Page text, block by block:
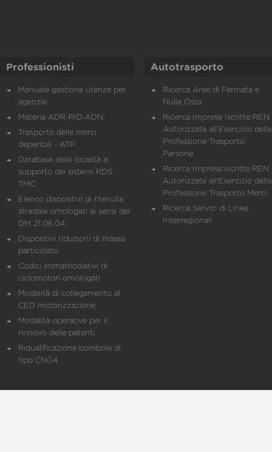
Professionisti
Manuale gestione utenze per
agenzie
Materia ADR-RID-ADN
Trasporto delle merci
deperibili - ATP
Database delle località a
supporto dei sistemi RDS
TMC
Elenco dispositivi di ritenuta
stradale omologati ai sensi del
DM 21.06.04
Dispositivi riduzioni di massa
particolato
Codici immatricolativi di
ciclomotori omologati
Modalità di collegamento al
CED motorizzazione
Modalità operative per il
rinnovo delle patenti
Riqualificazione bombole di
tipo CNG4
Autotrasporto
Ricerca Aree di Fermata e
Nulla Osta
Ricerca Imprese Iscritte REN
Autorizzate all'Esercizio della
Professione Trasporto
Persone
Ricerca Imprese iscritte REN
Autorizzate all'Esercizio della
Professione Trasporto Merci
Ricerca Servizi di Linea
Interregionali